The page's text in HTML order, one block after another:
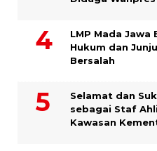
LMP Mada
Hukum dan
Bersalah
Selamat dan
sebagai Staf
Kawasan